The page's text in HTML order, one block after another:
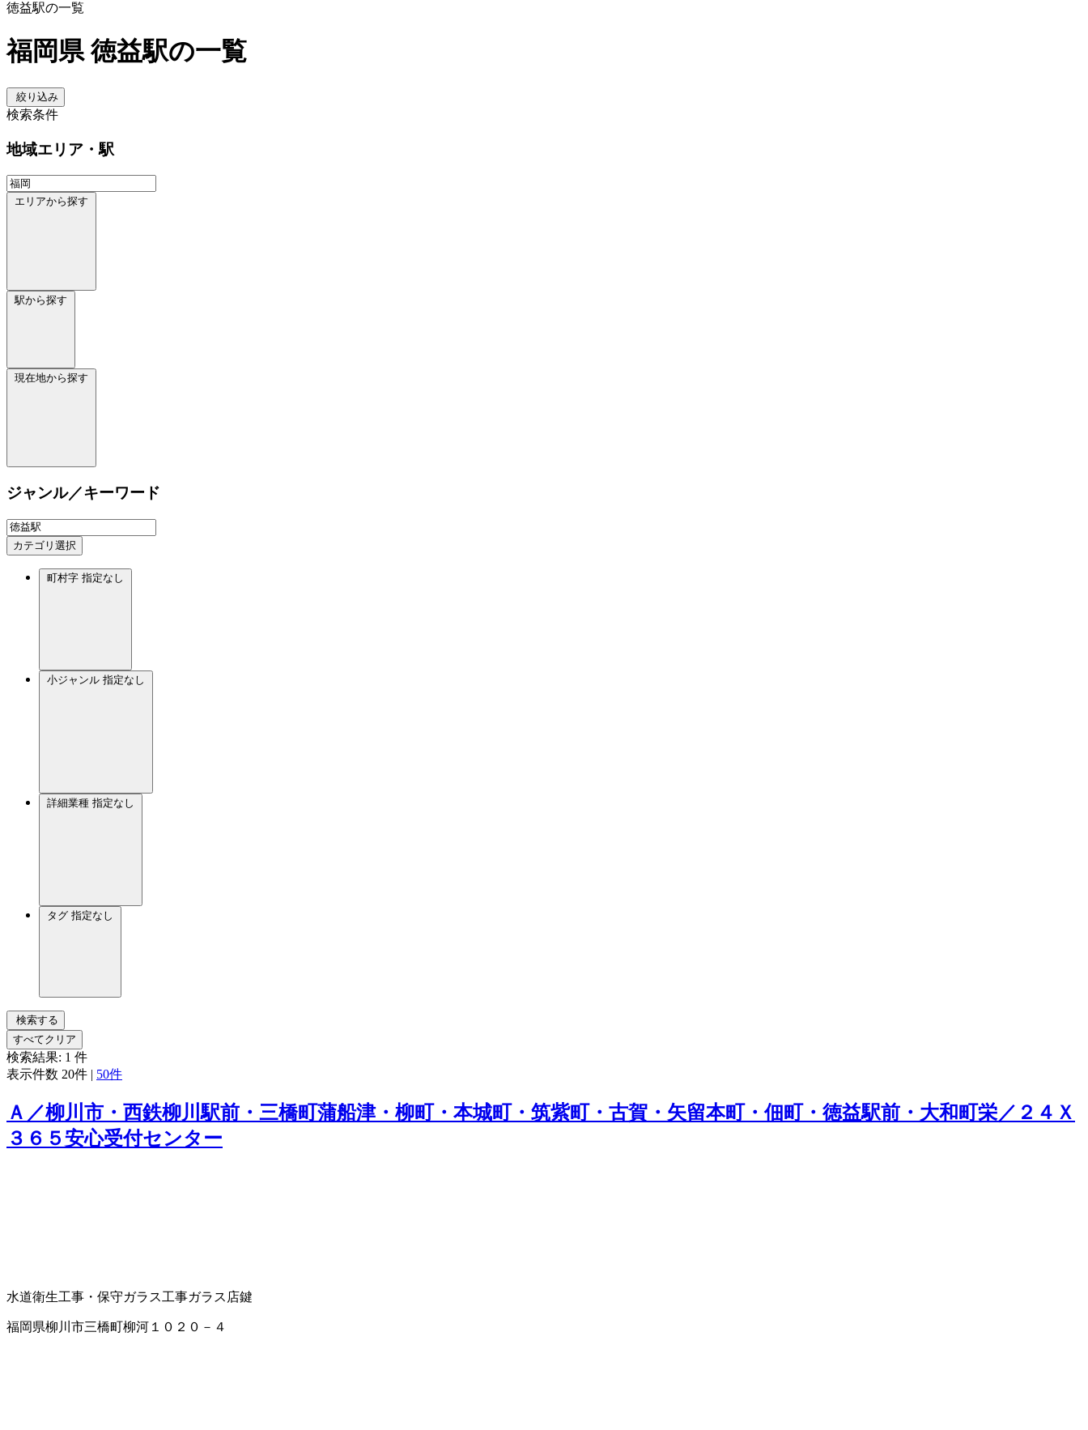
徳益駅の一覧
福岡県 徳益駅の一覧
絞り込み
検索条件
地域エリア・駅
エリアから探す
駅から探す
現在地から探す
ジャンル／キーワード
カテゴリ選択
町村字 指定なし
小ジャンル 指定なし
詳細業種 指定なし
タグ 指定なし
検索する
すべてクリア
検索結果: 1 件
表示件数 20件 | 50件
Ａ／柳川市・西鉄柳川駅前・三橋町蒲船津・柳町・本城町・筑紫町・古賀・矢留本町・佃町・徳益駅前・大和町栄／２４Ｘ
３６５安心受付センター
水道衛生工事・保守ガラス工事ガラス店鍵
福岡県柳川市三橋町柳河１０２０－４